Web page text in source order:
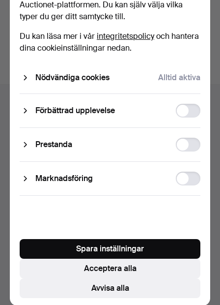
Fortsätt med Facebook
För att kunna gå vidare måste du godkänna villkoren.
Sidfotsnavigation
Kontakta support
Alla auktionshus
Betalningsalternativ
Anslut ditt auktionshus
Auctionets garanti
Auctionet-plattformen. Du kan själv välja vilka
typer du ger ditt samtycke till.
Du kan läsa mer i vår integritetspolicyoch hantera
dina cookieinställningar nedan.
Nödvändiga cookies Alltid aktiva
Förbättrad upplevelse
storage
Prestanda
storage
Marknadsföring
Ad
storage
Avvisa alla
Acceptera alla
Spara inställningar